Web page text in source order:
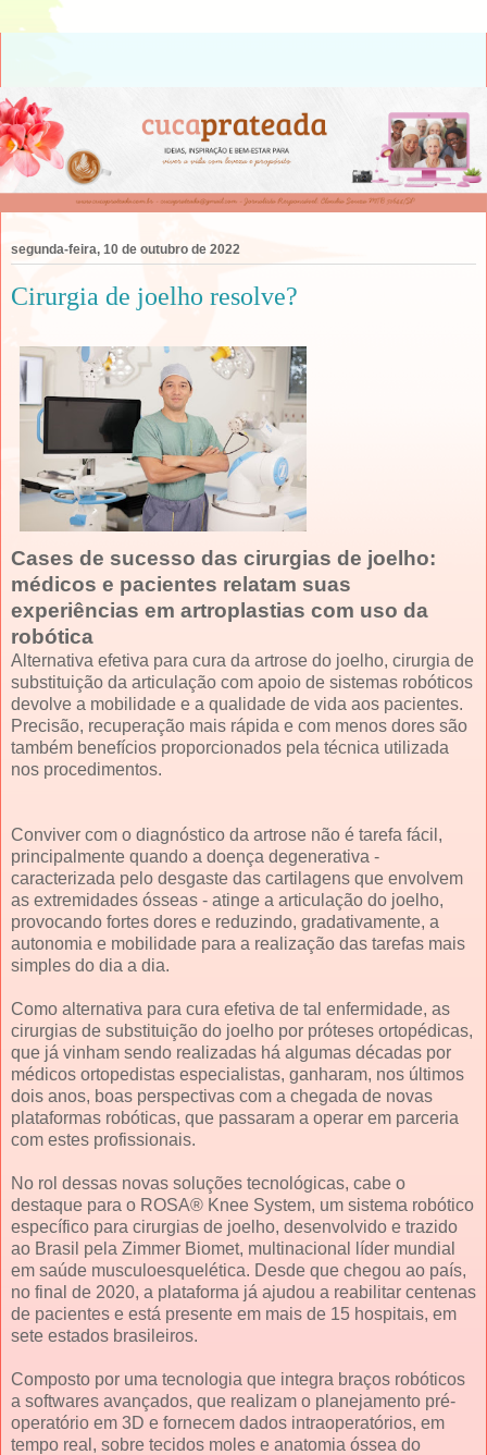
segunda-feira, 10 de outubro de 2022
Cirurgia de joelho resolve?
Cases de sucesso das cirurgias de joelho:
médicos e pacientes relatam suas
experiências em artroplastias com uso da
robótica
Alternativa efetiva para cura da artrose do joelho, cirurgia de
substituição da articulação com apoio de sistemas robóticos
devolve a mobilidade e a qualidade de vida aos pacientes.
Precisão, recuperação mais rápida e com menos dores são
também benefícios proporcionados pela técnica utilizada
nos procedimentos.
Conviver com o diagnóstico da artrose não é tarefa fácil,
principalmente quando a doença degenerativa -
caracterizada pelo desgaste das cartilagens que envolvem
as extremidades ósseas - atinge a articulação do joelho,
provocando fortes dores e reduzindo, gradativamente, a
autonomia e mobilidade para a realização das tarefas mais
simples do dia a dia.
Como alternativa para cura efetiva de tal enfermidade, as
cirurgias de substituição do joelho por próteses ortopédicas,
que já vinham sendo realizadas há algumas décadas por
médicos ortopedistas especialistas, ganharam, nos últimos
dois anos, boas perspectivas com a chegada de novas
plataformas robóticas, que passaram a operar em parceria
com estes profissionais.
No rol dessas novas soluções tecnológicas, cabe o
destaque para o ROSA® Knee System, um sistema robótico
específico para cirurgias de joelho, desenvolvido e trazido
ao Brasil pela Zimmer Biomet, multinacional líder mundial
em saúde musculoesquelética. Desde que chegou ao país,
no final de 2020, a plataforma já ajudou a reabilitar centenas
de pacientes e está presente em mais de 15 hospitais, em
sete estados brasileiros.
Composto por uma tecnologia que integra braços robóticos
a softwares avançados, que realizam o planejamento pré-
operatório em 3D e fornecem dados intraoperatórios, em
tempo real, sobre tecidos moles e anatomia óssea do